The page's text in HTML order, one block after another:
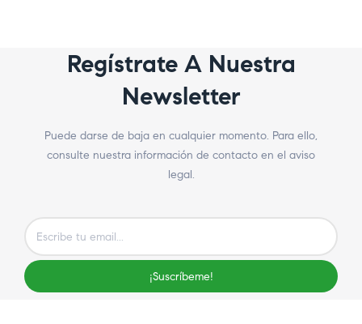
Regístrate A Nuestra
Newsletter
Puede darse de baja en cualquier momento. Para ello,
consulte nuestra información de contacto en el aviso
legal.
¡Suscríbeme!